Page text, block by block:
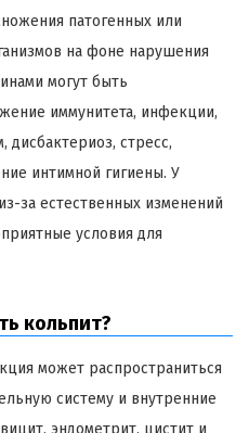
патогенных или
на фоне нарушения
могут быть
иммунитета, инфекции,
стресс,
интимной гигиены. У
за естественных изменений
условия для
кольпит?
может распространиться
систему и внутренние
эндометрит, цистит и